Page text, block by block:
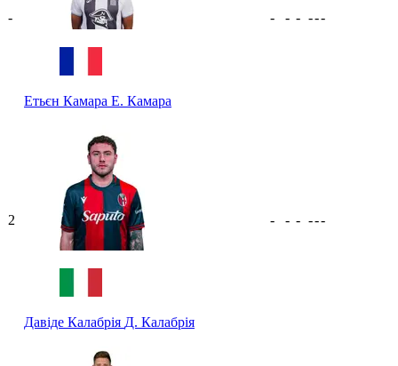
-
Етьєн Камара Е. Камара
- - - ---
2
Давіде Калабрія Д. Калабрія
- - - ---